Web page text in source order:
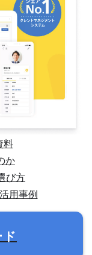
料
か
び方
用事例